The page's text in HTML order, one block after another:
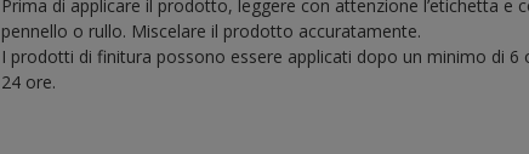
Prima di applicare il prodotto, leggere con attenzione l’etichetta e
pennello o rullo. Miscelare il prodotto accuratamente.
I prodotti di finitura possono essere applicati dopo un minimo di
24 ore.